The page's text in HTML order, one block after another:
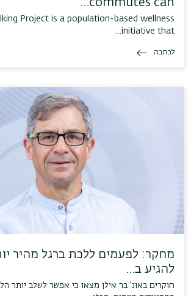
commutes can…
Project is a population-based wellness
initiative that…
לכתבה
מחקר: לפעמים ללכת ברגל מהיר
להגיע ב…
חוקרים באונ' בר אילן מצאו כי אפשר לשלב יותר